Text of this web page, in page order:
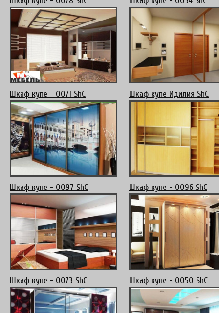
Шкаф купе - 0071 ShC Шкаф купе Идилия ShC
Шкаф купе - 0097 ShC Шкаф купе - 0096 ShC
Шкаф купе - 0073 ShC Шкаф купе - 0050 ShC